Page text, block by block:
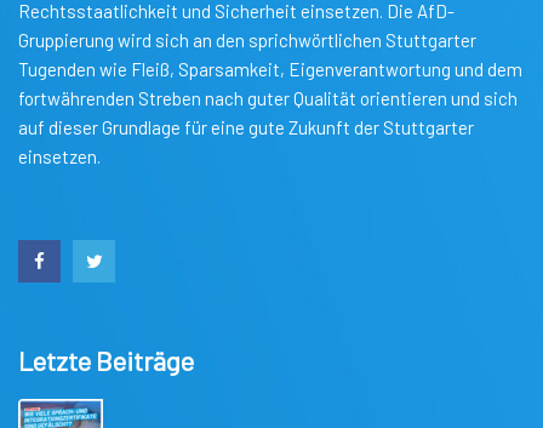
Rechtsstaatlichkeit und Sicherheit einsetzen. Die AfD-
Gruppierung wird sich an den sprichwörtlichen Stuttgarter
Tugenden wie Fleiß, Sparsamkeit, Eigenverantwortung und dem
fortwährenden Streben nach guter Qualität orientieren und sich
auf dieser Grundlage für eine gute Zukunft der Stuttgarter
einsetzen.
Letzte Beiträge